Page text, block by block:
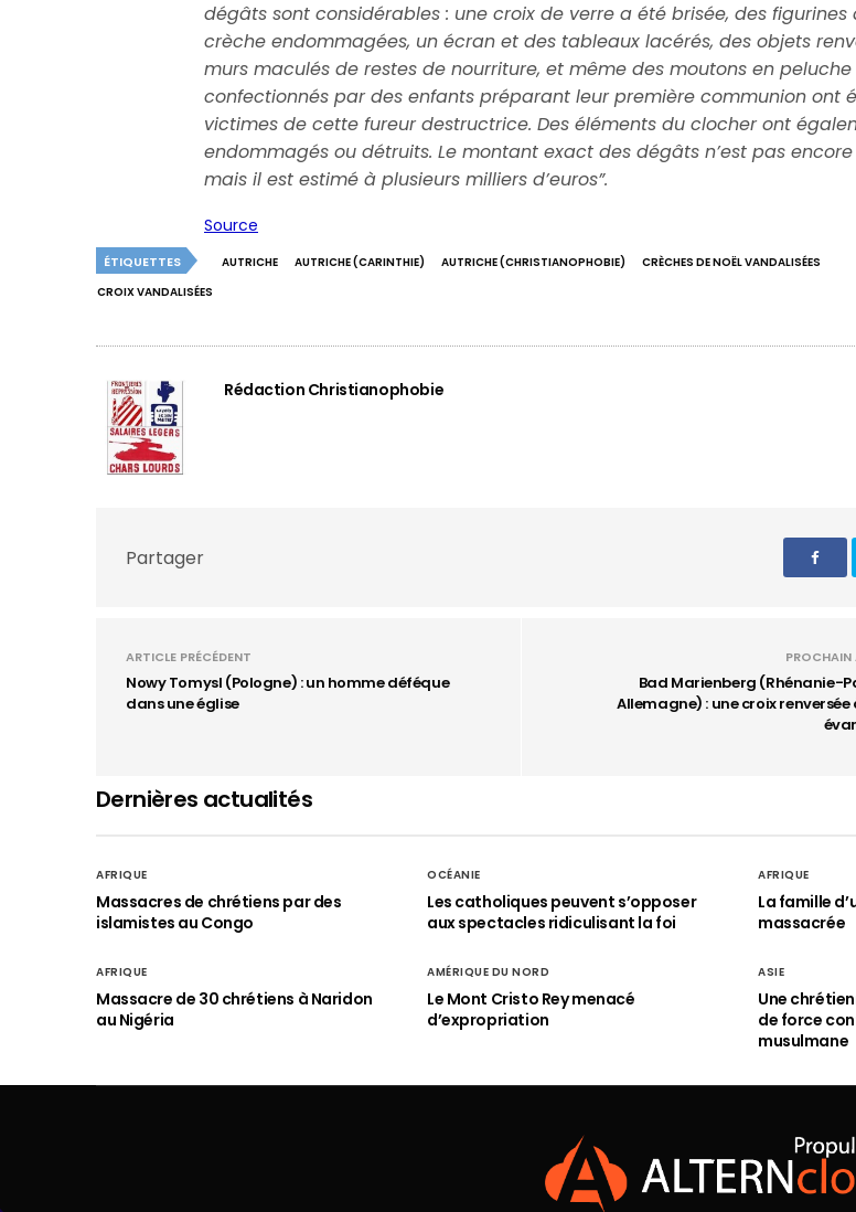
dégâts sont considérables : une croix de verre a été brisée, des figurines
crèche endommagées, un écran et des tableaux lacérés, des objets
murs maculés de restes de nourriture, et même des moutons en peluche
confectionnés par des enfants préparant leur première communion ont
victimes de cette fureur destructrice. Des éléments du clocher ont
endommagés ou détruits. Le montant exact des dégâts n’est pas encore
mais il est estimé à plusieurs milliers d’euros”.
Source
ÉTIQUETTES AUTRICHE AUTRICHE (CARINTHIE) AUTRICHE (CHRISTIANOPHOBIE)
CRÈCHES DE NOËL VANDALISÉES
CROIX VANDALISÉES
Rédaction Christianophobie
Partager
ARTICLE PRÉCÉDENT
Nowy Tomysl (Pologne) : un homme déféque
dans une église
PROCHAIN
Bad Marienberg (Rhénanie-
Allemagne) : une croix renversée
Dernières actualités
AFRIQUE
Massacres de chrétiens par des
islamistes au Congo
OCÉANIE
Les catholiques peuvent s’opposer
aux spectacles ridiculisant la foi
AFRIQUE
La famille
massacrée
AFRIQUE
Massacre de 30 chrétiens à Naridon
au Nigéria
AMÉRIQUE DU NORD
Le Mont Cristo Rey menacé
d’expropriation
ASIE
Une
de force
musulmane